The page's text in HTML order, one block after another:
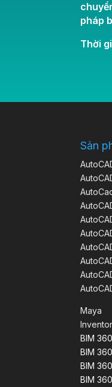
pháp
Thời
Sản
Maya
Inventor
BIM
BIM
BIM
BIM